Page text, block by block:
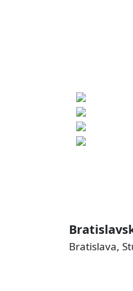
Bratislava,